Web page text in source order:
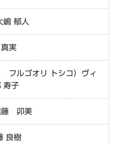
嶋 郁人
実
フルゴオリ トシコ）ヴィ
寿子
藤 卯美
良樹